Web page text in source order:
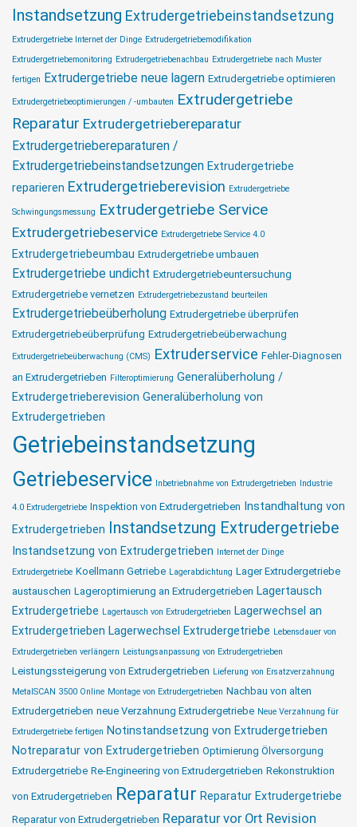
Instandsetzung Extrudergetriebeinstandsetzung
Extrudergetriebe Internet der Dinge Extrudergetriebemodifikation
Extrudergetriebemonitoring Extrudergetriebenachbau Extrudergetriebe nach Muster
fertigen
Extrudergetriebe neue lagern Extrudergetriebe optimieren
Extrudergetriebeoptimierungen / -umbauten Extrudergetriebe
Reparatur Extrudergetriebereparatur
Extrudergetriebereparaturen /
Extrudergetriebeinstandsetzungen Extrudergetriebe
reparieren Extrudergetrieberevision Extrudergetriebe
Schwingungsmessung Extrudergetriebe Service
Extrudergetriebeservice Extrudergetriebe Service 4.0
Extrudergetriebeumbau Extrudergetriebe umbauen
Extrudergetriebe undicht Extrudergetriebeuntersuchung
Extrudergetriebe vernetzen Extrudergetriebezustand beurteilen
Extrudergetriebeüberholung Extrudergetriebe überprüfen
Extrudergetriebeüberprüfung Extrudergetriebeüberwachung
Extrudergetriebeüberwachung (CMS) Extruderservice Fehler-Diagnosen
an Extrudergetrieben Filteroptimierung Generalüberholung /
Extrudergetrieberevision Generalüberholung von
Extrudergetrieben
Getriebeinstandsetzung
Getriebeservice Inbetriebnahme von Extrudergetrieben Industrie
4.0 Extrudergetriebe Inspektion von Extrudergetrieben Instandhaltung von
Extrudergetrieben
Instandsetzung Extrudergetriebe
Instandsetzung von Extrudergetrieben Internet der Dinge
Extrudergetriebe Koellmann Getriebe Lagerabdichtung Lager Extrudergetriebe
austauschen Lageroptimierung an Extrudergetrieben Lagertausch
Extrudergetriebe Lagertausch von Extrudergetrieben Lagerwechsel an
Extrudergetrieben Lagerwechsel Extrudergetriebe Lebensdauer von
Extrudergetrieben verlängern Leistungsanpassung von Extrudergetrieben
Leistungssteigerung von Extrudergetrieben Lieferung von Ersatzverzahnung
MetalSCAN 3500 Online Montage von Extrudergetrieben Nachbau von alten
Extrudergetrieben neue Verzahnung Extrudergetriebe Neue Verzahnung für
Extrudergetriebe fertigen Notinstandsetzung von Extrudergetrieben
Notreparatur von Extrudergetrieben Optimierung Ölversorgung
Extrudergetriebe Re-Engineering von Extrudergetrieben Rekonstruktion
von Extrudergetrieben Reparatur Reparatur Extrudergetriebe
Reparatur von Extrudergetrieben Reparatur vor Ort Revision